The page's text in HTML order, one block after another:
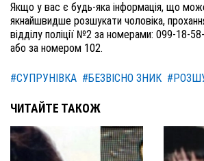
Якщо у вас є будь-яка інформація, що
якнайшвидше розшукати чоловіка,
відділу поліції №2 за номерами: 099-18-
або за номером 102.
#СУПРУНІВКА #БЕЗВІСНО ЗНИК
ЧИТАЙТЕ ТАКОЖ